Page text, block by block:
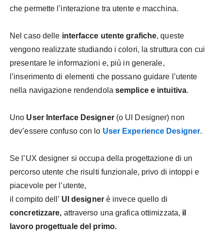
che permette l’interazione tra utente e macchina.
Nel caso delle interfacce utente grafiche, queste
vengono realizzate studiando i colori, la struttura con cui
presentare le informazioni e, più in generale,
l’inserimento di elementi che possano guidare l’utente
nella navigazione rendendola semplice e intuitiva.
Uno User Interface Designer(o UI Designer) non
dev’essere confuso con lo User Experience Designer.
Se l’UX designer si occupa della progettazione di un
percorso utente che risulti funzionale, privo di intoppi e
piacevole per l’utente,
il compito dell’ UI designerè invece quello di
concretizzare, attraverso una grafica ottimizzata, il
lavoro progettuale del primo.